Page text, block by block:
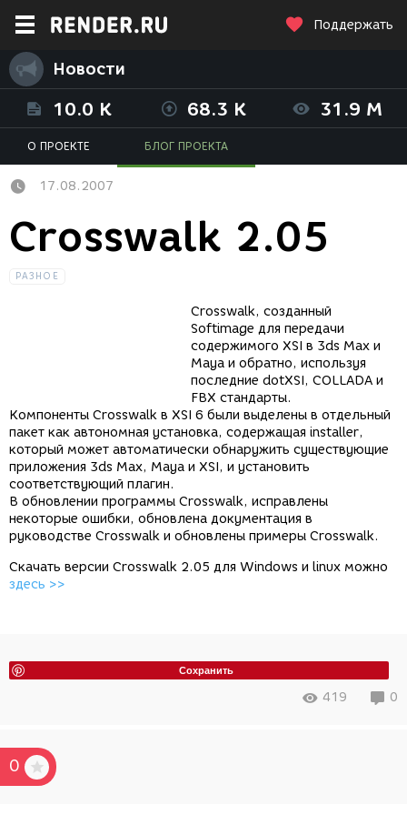
Поддержать
Новости
10.0 K 68.3 K 31.9 M
О ПРОЕКТЕ БЛОГ ПРОЕКТА
17.08.2007
Crosswalk 2.05
РАЗНОЕ
Crosswalk, созданный
Softimage для передачи
содержимого XSI в 3ds Max и
Maya и обратно, используя
последние dotXSI, COLLADA и
FBX стандарты.
Компоненты Crosswalk в XSI 6 были выделены в отдельный
пакет как автономная установка, содержащая installer,
который может автоматически обнаружить существующие
приложения 3ds Max, Maya и XSI, и установить
соответствующий плагин.
В обновлении программы Crosswalk, исправлены
некоторые ошибки, обновлена документация в
руководстве Crosswalk и обновлены примеры Crosswalk.
Скачать версии Crosswalk 2.05 для Windows и linux можно
здесь >>
Сохранить
419 0
0